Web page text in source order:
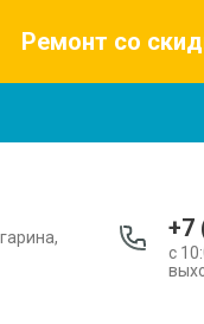
Ремонт со
+7
с